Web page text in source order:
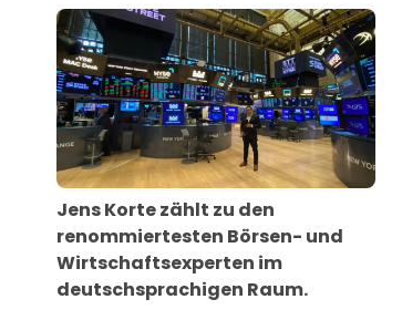
Jens Korte zählt zu den
renommiertesten Börsen- und
Wirtschaftsexperten im
deutschsprachigen Raum.